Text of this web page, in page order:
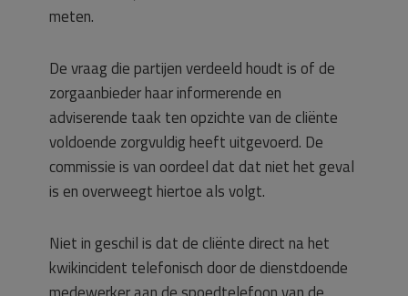
meten.
De vraag die partijen verdeeld houdt is of de
zorgaanbieder haar informerende en
adviserende taak ten opzichte van de cliënte
voldoende zorgvuldig heeft uitgevoerd. De
commissie is van oordeel dat dat niet het geval
is en overweegt hiertoe als volgt.
Niet in geschil is dat de cliënte direct na het
kwikincident telefonisch door de dienstdoende